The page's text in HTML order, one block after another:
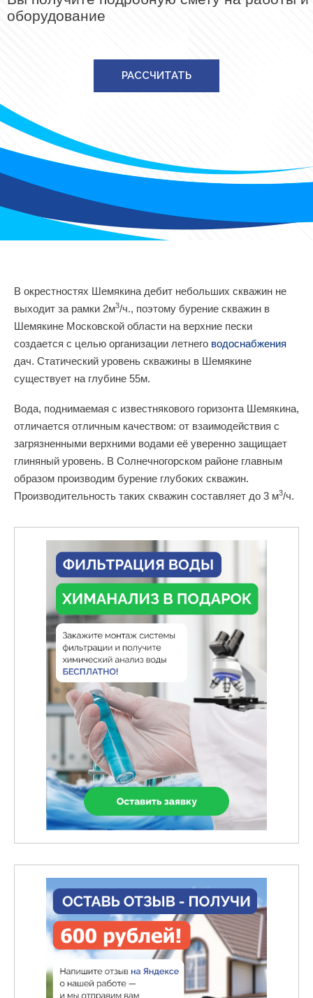
оборудование
РАССЧИТАТЬ
В окрестностях Шемякина дебит небольших скважин не
выходит за рамки 2м3/ч., поэтому бурение скважин в
Шемякине Московской области на верхние пески
создается с целью организации летнего водоснабжения
дач. Статический уровень скважины в Шемякине
существует на глубине 55м.
Вода, поднимаемая с известнякового горизонта Шемякина,
отличается отличным качеством: от взаимодействия с
загрязненными верхними водами её уверенно защищает
глиняный уровень. В Солнечногорском районе главным
образом производим бурение глубоких скважин.
Производительность таких скважин составляет до 3 м3/ч.